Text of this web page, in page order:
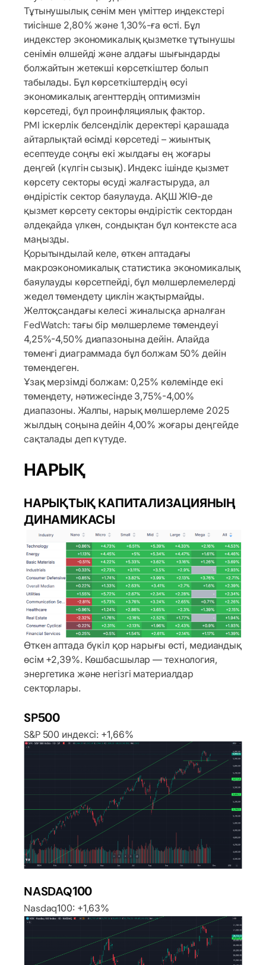
Тұтынушылық сенім мен үміттер индекстері
тиісінше 2,80% және 1,30%-ға өсті. Бұл
индекстер экономикалық қызметке тұтынушы
сенімін өлшейді және алдағы шығындарды
болжайтын жетекші көрсеткіштер болып
табылады. Бұл көрсеткіштердің өсуі
экономикалық агенттердің оптимизмін
көрсетеді, бұл проинфляциялық фактор.
PMI іскерлік белсенділік деректері қарашада
айтарлықтай өсімді көрсетеді – жиынтық
есептеуде соңғы екі жылдағы ең жоғары
деңгей (күлгін сызық). Индекс ішінде қызмет
көрсету секторы өсуді жалғастыруда, ал
өндірістік сектор баяулауда. АҚШ ЖІӨ-де
қызмет көрсету секторы өндірістік сектордан
әлдеқайда үлкен, сондықтан бұл контексте аса
маңызды.
Қорытындылай келе, өткен аптадағы
макроэкономикалық статистика экономикалық
баяулауды көрсетпейді, бұл мөлшерлемелерді
жедел төмендету циклін жақтырмайды.
Желтоқсандағы келесі жиналысқа арналған
FedWatch: тағы бір мөлшерлеме төмендеуі
4,25%-4,50% диапазонына дейін. Алайда
төменгі диаграммада бұл болжам 50% дейін
төмендеген.
Ұзақ мерзімді болжам: 0,25% көлемінде екі
төмендету, нәтижесінде 3,75%-4,00%
диапазоны. Жалпы, нарық мөлшерлеме 2025
жылдың соңына дейін 4,00% жоғары деңгейде
сақталады деп күтуде.
НАРЫҚ
НАРЫҚТЫҚ КАПИТАЛИЗАЦИЯНЫҢ
ДИНАМИКАСЫ
Өткен аптада бүкіл қор нарығы өсті, медиандық
өсім +2,39%. Көшбасшылар — технология,
энергетика және негізгі материалдар
секторлары.
SP500
S&P 500 индексі: +1,66%
NASDAQ100
Nasdaq100: +1,63%